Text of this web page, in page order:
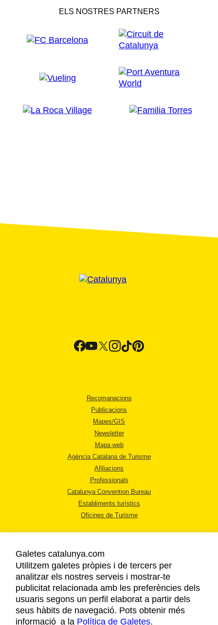
ELS NOSTRES PARTNERS
Recomanacions
Publicacions
Mapes/GIS
Newsletter
Mapa web
Agència Catalana de Turisme
Afiliacions
Professionals
Catalunya Convention Bureau
Establiments turístics
Oficines de Turisme
AVÍS LEGAL
POLÍTICA DE PRIVACITAT
COOKIES
ACCESSIBILITAT
Galetes catalunya.com
Utilitzem galetes pròpies i de tercers per
analitzar els nostres serveis i mostrar-te
publicitat relacionada amb les preferències dels
usuaris segons un perfil elaborat a partir dels
seus hàbits de navegació. Pots obtenir més
informació a la Política de Galetes.